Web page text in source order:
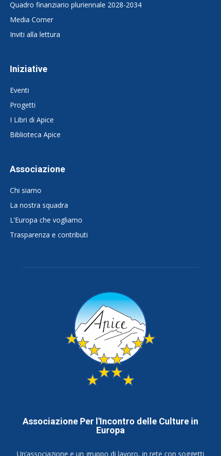
Quadro finanziario pluriennale 2028-2034
Media Corner
Inviti alla lettura
Iniziative
Eventi
Progetti
I Libri di Apice
Biblioteca Apice
Associazione
Chi siamo
La nostra squadra
L’Europa che vogliamo
Trasparenza e contributi
Associazione Per l'Incontro delle Culture in
Europa
Un’associazione e un gruppo di lavoro, in rete con soggetti